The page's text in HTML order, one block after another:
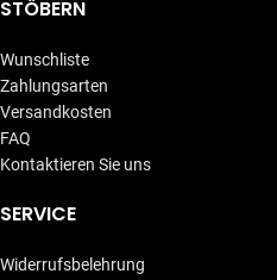
STÖBERN
Wunschliste
Zahlungsarten
Versandkosten
FAQ
Kontaktieren Sie uns
SERVICE
Widerrufsbelehrung